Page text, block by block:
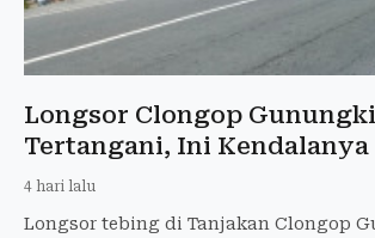
Longsor Clongop
Tertangani, Ini Kendalanya
4 hari lalu
Longsor tebing di Tanjakan Clongop